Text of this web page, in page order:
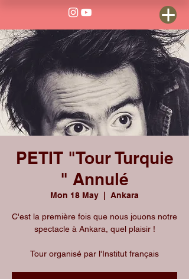
PETIT "Tour Turquie
" Annulé
Mon 18 May Ankara
C'est la première fois que nous jouons notre
spectacle à Ankara, quel plaisir !
Tour organisé par l'Institut français